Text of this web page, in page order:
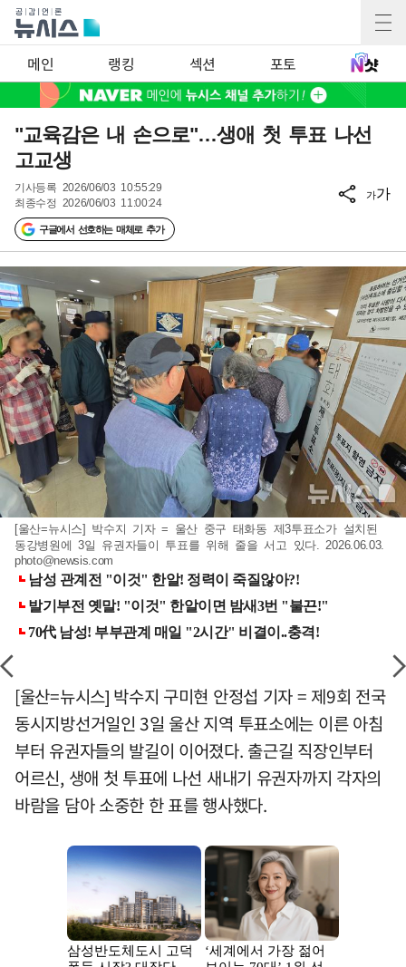
메인 랭킹 섹션 포토
"교육감은 내 손으로"…생애 첫 투표 나선
고교생
기사등록 2026/06/03 10:55:29
최종수정 2026/06/03 11:00:24
구글에서 선호하는 매체로 추가
가가
[울산=뉴시스] 박수지 기자 = 울산 중구 태화동 제3투표소가 설치된
동강병원에 3일 유권자들이 투표를 위해 줄을 서고 있다. 2026.06.03.
photo@newsis.com
[울산=뉴시스] 박수지 구미현 안정섭 기자 = 제9회 전국
동시지방선거일인 3일 울산 지역 투표소에는 이른 아침
부터 유권자들의 발길이 이어졌다. 출근길 직장인부터
어르신, 생애 첫 투표에 나선 새내기 유권자까지 각자의
바람을 담아 소중한 한 표를 행사했다.